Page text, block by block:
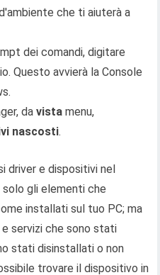
che ti aiuterà a
dei comandi, digitare
Questo avvierà la Console
davista menu,
nascosti.
driver e dispositivi nel
gli elementi che
installati sul tuo PC; ma
servizi che sono stati
stati disinstallati o non
trovare il dispositivo in